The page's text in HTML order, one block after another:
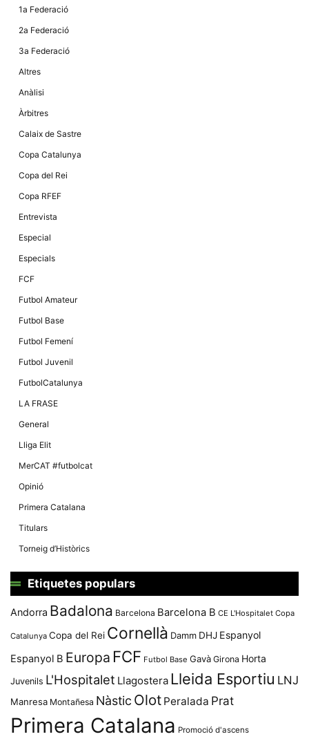
1a Federació
2a Federació
3a Federació
Altres
Anàlisi
Àrbitres
Calaix de Sastre
Copa Catalunya
Copa del Rei
Copa RFEF
Entrevista
Especial
Especials
FCF
Futbol Amateur
Futbol Base
Futbol Femení
Futbol Juvenil
FutbolCatalunya
LA FRASE
General
Lliga Elit
MerCAT #futbolcat
Opinió
Primera Catalana
Titulars
Torneig d’Històrics
Etiquetes populars
Andorra Badalona Barcelona Barcelona B CE L'Hospitalet Copa
Catalunya Copa del Rei Cornellà Damm DHJ Espanyol
Espanyol B Europa FCF Futbol Base Gavà Girona Horta
Juvenils L'Hospitalet Llagostera Lleida Esportiu LNJ
Manresa Montañesa Nàstic Olot Peralada Prat
Primera Catalana Promoció d'ascens